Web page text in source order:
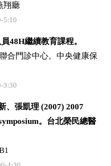
翔廳
5:10
48H繼續教育課程。
合門診中心。中央健康保
3:30
、張凱理 (2007) 2007
。台北榮民總醫